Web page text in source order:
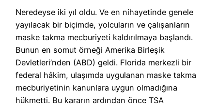
Neredeyse iki yıl oldu. Ve en nihayetinde genele
yayılacak bir biçimde, yolcuların ve çalışanların
maske takma mecburiyeti kaldırılmaya başlandı.
Bunun en somut örneği Amerika Birleşik
Devletleri’nden (ABD) geldi. Florida merkezli bir
federal hâkim, ulaşımda uygulanan maske takma
mecburiyetinin kanunlara uygun olmadığına
hükmetti. Bu kararın ardından önce TSA